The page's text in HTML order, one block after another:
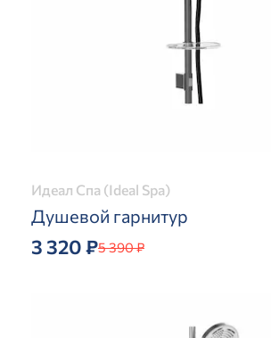
Идеал Спа (Ideal Spa)
Душевой гарнитур
3 320 ₽5 390 ₽